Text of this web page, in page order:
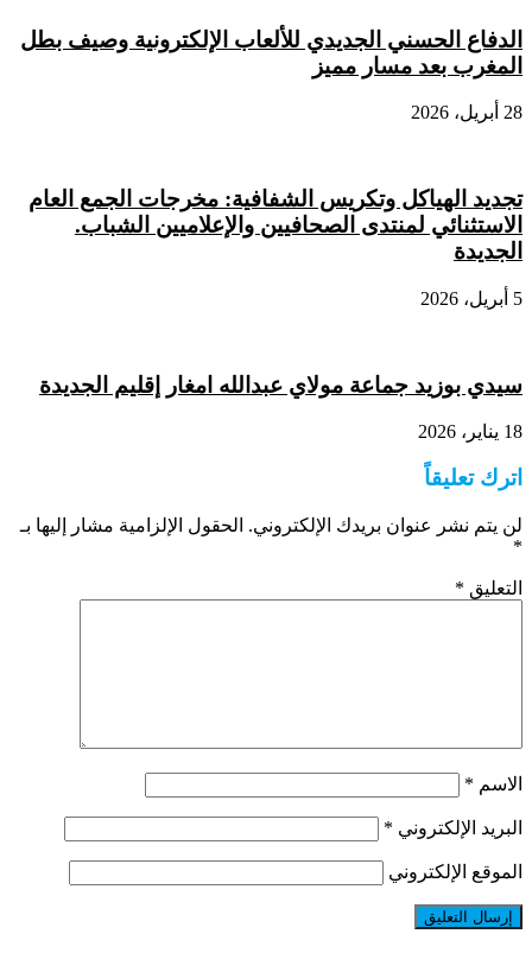
الدفاع الحسني الجديدي للألعاب الإلكترونية وصيف بطل
المغرب بعد مسار مميز
28 أبريل، 2026
تجديد الهياكل وتكريس الشفافية: مخرجات الجمع العام
الاستثنائي لمنتدى الصحافيين والإعلاميين الشباب.
الجديدة
5 أبريل، 2026
سيدي بوزيد جماعة مولاي عبدالله امغار إقليم الجديدة
18 يناير، 2026
اترك تعليقاً
لن يتم نشر عنوان بريدك الإلكتروني. الحقول الإلزامية مشار إليها بـ
*
التعليق *
الاسم *
البريد الإلكتروني *
الموقع الإلكتروني